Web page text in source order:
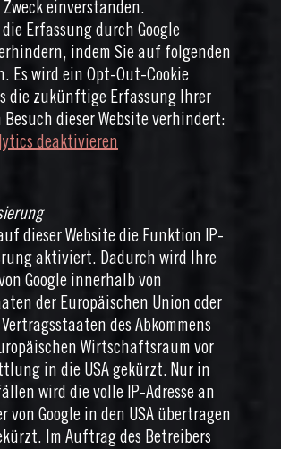
einverstanden.
Erfassung durch Google
indem Sie auf folgenden
Es wird ein Opt-Out-Cookie
die zukünftige Erfassung Ihrer
Besuch dieser Website verhindert:
deaktivieren
dieser Website die Funktion IP-
aktiviert. Dadurch wird Ihre
Google innerhalb von
der Europäischen Union oder
des Abkommens
Wirtschaftsraum vor
in die USA gekürzt. Nur in
wird die volle IP-Adresse an
von Google in den USA übertragen
Im Auftrag des Betreibers